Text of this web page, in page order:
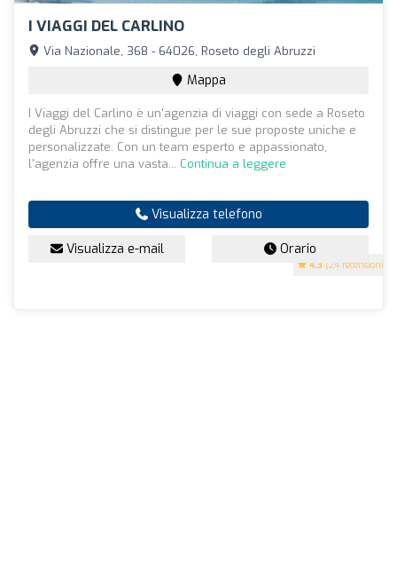
I VIAGGI DEL CARLINO
4.3 (24 recensioni)
Via Nazionale, 368 - 64026, Roseto degli Abruzzi
Mappa
I Viaggi del Carlino è un'agenzia di viaggi con sede a Roseto
degli Abruzzi che si distingue per le sue proposte uniche e
personalizzate. Con un team esperto e appassionato,
l'agenzia offre una vasta... Continua a leggere
Visualizza telefono
Visualizza e-mail Orario